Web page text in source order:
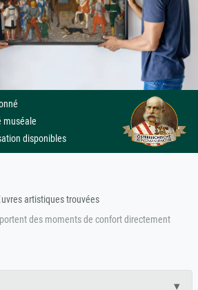
muséale
disponibles
artistiques trouvées
des moments de confort directement